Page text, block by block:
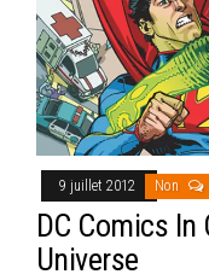
9 juillet 2012 Non
DC Comics In
Universe